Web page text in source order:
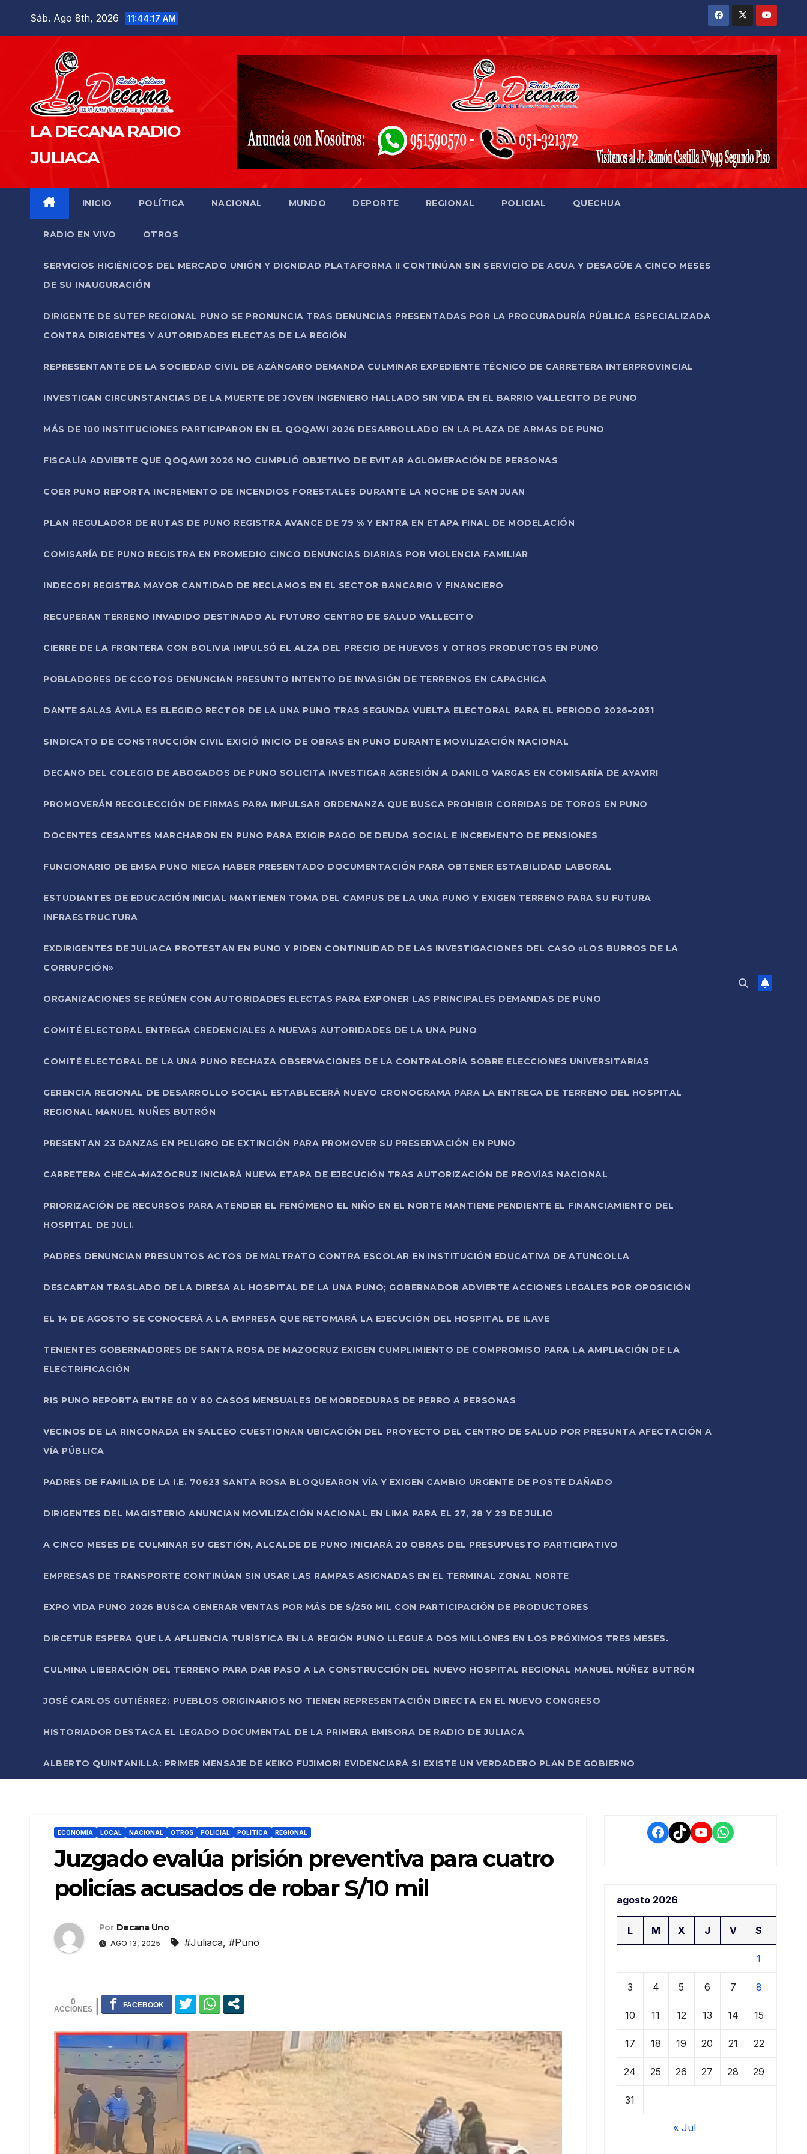
Sáb. Ago 8th, 2026 11:44:18 AM
LA DECANA RADIO
JULIACA
INICIO POLÍTICA NACIONAL MUNDO DEPORTE REGIONAL POLICIAL QUECHUA
RADIO EN VIVO OTROS
SERVICIOS HIGIÉNICOS DEL MERCADO UNIÓN Y DIGNIDAD PLATAFORMA II CONTINÚAN SIN SERVICIO DE AGUA Y DESAGÜE A CINCO MESES
DE SU INAUGURACIÓN
DIRIGENTE DE SUTEP REGIONAL PUNO SE PRONUNCIA TRAS DENUNCIAS PRESENTADAS POR LA PROCURADURÍA PÚBLICA ESPECIALIZADA
CONTRA DIRIGENTES Y AUTORIDADES ELECTAS DE LA REGIÓN
REPRESENTANTE DE LA SOCIEDAD CIVIL DE AZÁNGARO DEMANDA CULMINAR EXPEDIENTE TÉCNICO DE CARRETERA INTERPROVINCIAL
INVESTIGAN CIRCUNSTANCIAS DE LA MUERTE DE JOVEN INGENIERO HALLADO SIN VIDA EN EL BARRIO VALLECITO DE PUNO
MÁS DE 100 INSTITUCIONES PARTICIPARON EN EL QOQAWI 2026 DESARROLLADO EN LA PLAZA DE ARMAS DE PUNO
FISCALÍA ADVIERTE QUE QOQAWI 2026 NO CUMPLIÓ OBJETIVO DE EVITAR AGLOMERACIÓN DE PERSONAS
COER PUNO REPORTA INCREMENTO DE INCENDIOS FORESTALES DURANTE LA NOCHE DE SAN JUAN
PLAN REGULADOR DE RUTAS DE PUNO REGISTRA AVANCE DE 79 % Y ENTRA EN ETAPA FINAL DE MODELACIÓN
COMISARÍA DE PUNO REGISTRA EN PROMEDIO CINCO DENUNCIAS DIARIAS POR VIOLENCIA FAMILIAR
INDECOPI REGISTRA MAYOR CANTIDAD DE RECLAMOS EN EL SECTOR BANCARIO Y FINANCIERO
RECUPERAN TERRENO INVADIDO DESTINADO AL FUTURO CENTRO DE SALUD VALLECITO
CIERRE DE LA FRONTERA CON BOLIVIA IMPULSÓ EL ALZA DEL PRECIO DE HUEVOS Y OTROS PRODUCTOS EN PUNO
POBLADORES DE CCOTOS DENUNCIAN PRESUNTO INTENTO DE INVASIÓN DE TERRENOS EN CAPACHICA
DANTE SALAS ÁVILA ES ELEGIDO RECTOR DE LA UNA PUNO TRAS SEGUNDA VUELTA ELECTORAL PARA EL PERIODO 2026–2031
SINDICATO DE CONSTRUCCIÓN CIVIL EXIGIÓ INICIO DE OBRAS EN PUNO DURANTE MOVILIZACIÓN NACIONAL
DECANO DEL COLEGIO DE ABOGADOS DE PUNO SOLICITA INVESTIGAR AGRESIÓN A DANILO VARGAS EN COMISARÍA DE AYAVIRI
PROMOVERÁN RECOLECCIÓN DE FIRMAS PARA IMPULSAR ORDENANZA QUE BUSCA PROHIBIR CORRIDAS DE TOROS EN PUNO
DOCENTES CESANTES MARCHARON EN PUNO PARA EXIGIR PAGO DE DEUDA SOCIAL E INCREMENTO DE PENSIONES
FUNCIONARIO DE EMSA PUNO NIEGA HABER PRESENTADO DOCUMENTACIÓN PARA OBTENER ESTABILIDAD LABORAL
ESTUDIANTES DE EDUCACIÓN INICIAL MANTIENEN TOMA DEL CAMPUS DE LA UNA PUNO Y EXIGEN TERRENO PARA SU FUTURA
INFRAESTRUCTURA
EXDIRIGENTES DE JULIACA PROTESTAN EN PUNO Y PIDEN CONTINUIDAD DE LAS INVESTIGACIONES DEL CASO «LOS BURROS DE LA
CORRUPCIÓN»
ORGANIZACIONES SE REÚNEN CON AUTORIDADES ELECTAS PARA EXPONER LAS PRINCIPALES DEMANDAS DE PUNO
COMITÉ ELECTORAL ENTREGA CREDENCIALES A NUEVAS AUTORIDADES DE LA UNA PUNO
COMITÉ ELECTORAL DE LA UNA PUNO RECHAZA OBSERVACIONES DE LA CONTRALORÍA SOBRE ELECCIONES UNIVERSITARIAS
GERENCIA REGIONAL DE DESARROLLO SOCIAL ESTABLECERÁ NUEVO CRONOGRAMA PARA LA ENTREGA DE TERRENO DEL HOSPITAL
REGIONAL MANUEL NUÑES BUTRÓN
PRESENTAN 23 DANZAS EN PELIGRO DE EXTINCIÓN PARA PROMOVER SU PRESERVACIÓN EN PUNO
CARRETERA CHECA–MAZOCRUZ INICIARÁ NUEVA ETAPA DE EJECUCIÓN TRAS AUTORIZACIÓN DE PROVÍAS NACIONAL
PRIORIZACIÓN DE RECURSOS PARA ATENDER EL FENÓMENO EL NIÑO EN EL NORTE MANTIENE PENDIENTE EL FINANCIAMIENTO DEL
HOSPITAL DE JULI.
PADRES DENUNCIAN PRESUNTOS ACTOS DE MALTRATO CONTRA ESCOLAR EN INSTITUCIÓN EDUCATIVA DE ATUNCOLLA
DESCARTAN TRASLADO DE LA DIRESA AL HOSPITAL DE LA UNA PUNO; GOBERNADOR ADVIERTE ACCIONES LEGALES POR OPOSICIÓN
EL 14 DE AGOSTO SE CONOCERÁ A LA EMPRESA QUE RETOMARÁ LA EJECUCIÓN DEL HOSPITAL DE ILAVE
TENIENTES GOBERNADORES DE SANTA ROSA DE MAZOCRUZ EXIGEN CUMPLIMIENTO DE COMPROMISO PARA LA AMPLIACIÓN DE LA
ELECTRIFICACIÓN
RIS PUNO REPORTA ENTRE 60 Y 80 CASOS MENSUALES DE MORDEDURAS DE PERRO A PERSONAS
VECINOS DE LA RINCONADA EN SALCEO CUESTIONAN UBICACIÓN DEL PROYECTO DEL CENTRO DE SALUD POR PRESUNTA AFECTACIÓN A
VÍA PÚBLICA
PADRES DE FAMILIA DE LA I.E. 70623 SANTA ROSA BLOQUEARON VÍA Y EXIGEN CAMBIO URGENTE DE POSTE DAÑADO
DIRIGENTES DEL MAGISTERIO ANUNCIAN MOVILIZACIÓN NACIONAL EN LIMA PARA EL 27, 28 Y 29 DE JULIO
A CINCO MESES DE CULMINAR SU GESTIÓN, ALCALDE DE PUNO INICIARÁ 20 OBRAS DEL PRESUPUESTO PARTICIPATIVO
EMPRESAS DE TRANSPORTE CONTINÚAN SIN USAR LAS RAMPAS ASIGNADAS EN EL TERMINAL ZONAL NORTE
EXPO VIDA PUNO 2026 BUSCA GENERAR VENTAS POR MÁS DE S/250 MIL CON PARTICIPACIÓN DE PRODUCTORES
DIRCETUR ESPERA QUE LA AFLUENCIA TURÍSTICA EN LA REGIÓN PUNO LLEGUE A DOS MILLONES EN LOS PRÓXIMOS TRES MESES.
CULMINA LIBERACIÓN DEL TERRENO PARA DAR PASO A LA CONSTRUCCIÓN DEL NUEVO HOSPITAL REGIONAL MANUEL NÚÑEZ BUTRÓN
JOSÉ CARLOS GUTIÉRREZ: PUEBLOS ORIGINARIOS NO TIENEN REPRESENTACIÓN DIRECTA EN EL NUEVO CONGRESO
HISTORIADOR DESTACA EL LEGADO DOCUMENTAL DE LA PRIMERA EMISORA DE RADIO DE JULIACA
ALBERTO QUINTANILLA: PRIMER MENSAJE DE KEIKO FUJIMORI EVIDENCIARÁ SI EXISTE UN VERDADERO PLAN DE GOBIERNO
ECONOMÍA LOCAL NACIONAL OTROS POLICIAL POLÍTICA REGIONAL
Juzgado evalúa prisión preventiva para cuatro
policías acusados de robar S/10 mil
Por Decana Uno
AGO 13, 2025 #Juliaca, #Puno
0
Facebook
TikTokYouTube
WhatsApp
agosto 2026
L M X J V S
1
3 4 5 6 7 8
10 11 12 13 14 15
17 18 19 20 21 22
24 25 26 27 28 29
31
« Jul